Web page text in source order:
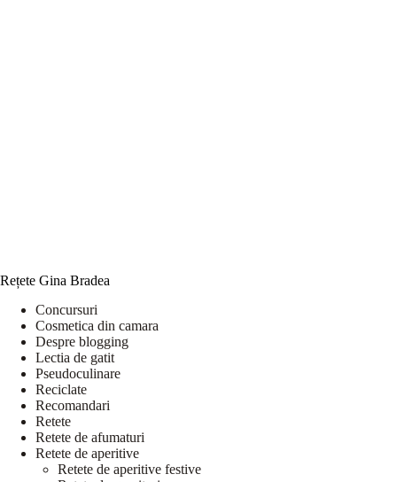
Rețete Gina Bradea
Concursuri
Cosmetica din camara
Despre blogging
Lectia de gatit
Pseudoculinare
Reciclate
Recomandari
Retete
Retete de afumaturi
Retete de aperitive
Retete de aperitive festive